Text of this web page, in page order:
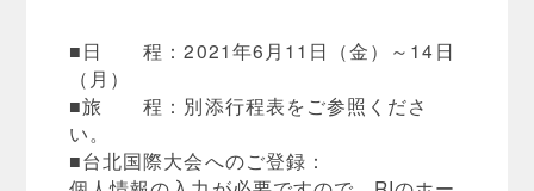
■日 程：2021年6月11日（金）～14日
（月）
■旅 程：別添行程表をご参照くださ
い。
■台北国際大会へのご登録：